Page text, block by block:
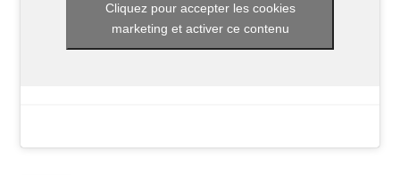
Cliquez pour accepter les cookies
marketing et activer ce contenu